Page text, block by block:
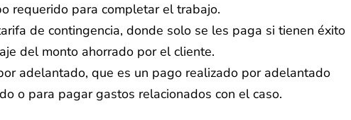
requerido para completar el trabajo.
de contingencia, donde solo se les paga si tienen éxito
del monto ahorrado por el cliente.
adelantado, que es un pago realizado por adelantado
o para pagar gastos relacionados con el caso.